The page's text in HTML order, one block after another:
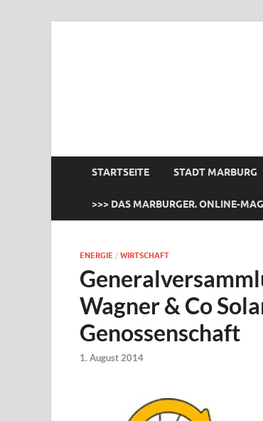
STARTSEITE STADT MARBURG
>>> DAS MARBURGER. ONLINE-
ENERGIE / WIRTSCHAFT
Wagner & Co
Genossenschaft
1. August 2014